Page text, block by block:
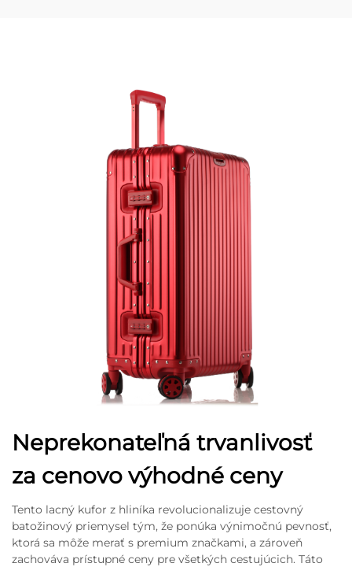
Neprekonateľná trvanlivosť
za cenovo výhodné ceny
Tento lacný kufor z hliníka revolucionalizuje cestovný
batožinový priemysel tým, že ponúka výnimočnú pevnosť,
ktorá sa môže merať s premium značkami, a zároveň
zachováva prístupné ceny pre všetkých cestujúcich. Táto